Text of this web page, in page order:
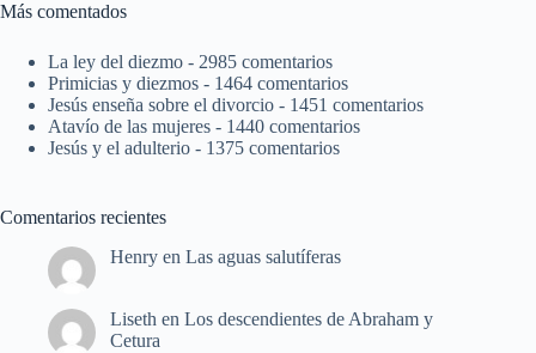
Más comentados
La ley del diezmo - 2985 comentarios
Primicias y diezmos - 1464 comentarios
Jesús enseña sobre el divorcio - 1451 comentarios
Atavío de las mujeres - 1440 comentarios
Jesús y el adulterio - 1375 comentarios
Comentarios recientes
Henry en Las aguas salutíferas
Liseth en Los descendientes de Abraham y
Cetura